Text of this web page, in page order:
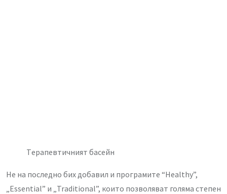
Tерапевтичният басейн
Не на последно бих добавил и програмите “Healthy”,
„Essential” и „Traditional”, които позволяват голяма степен